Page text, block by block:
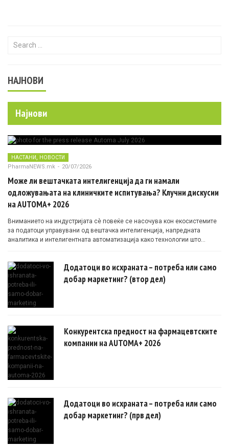
Search for:
НАЈНОВИ
Најнови
НАСТАНИ НОВОСТИ
PharmaNEWS.mk - 20/07/2026
Може ли вештачката интелигенција да ги намали
одложувањата на клиничките испитувања? Клучни дискусии
на AUTOMA+ 2026
Вниманието на индустријата сè повеќе се насочува кон екосистемите
за податоци управувани од вештачка интелигенција, напредната
аналитика и интелигентната автоматизација како технологии што
Додатоци во исхраната – потреба или само
добар маркетинг? (втор дел)
Конкурентска предност на фармацевтските
компании на AUTOMA+ 2026
Додатоци во исхраната – потреба или само
добар маркетинг? (прв дел)